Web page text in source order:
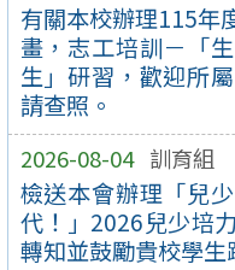
有關本校辦理115年
畫，志工培訓－「
生」研習，歡迎所
請查照。
2026-08-04 訓育組
檢送本會辦理「兒
代！」2026兒少培
轉知並鼓勵貴校學生